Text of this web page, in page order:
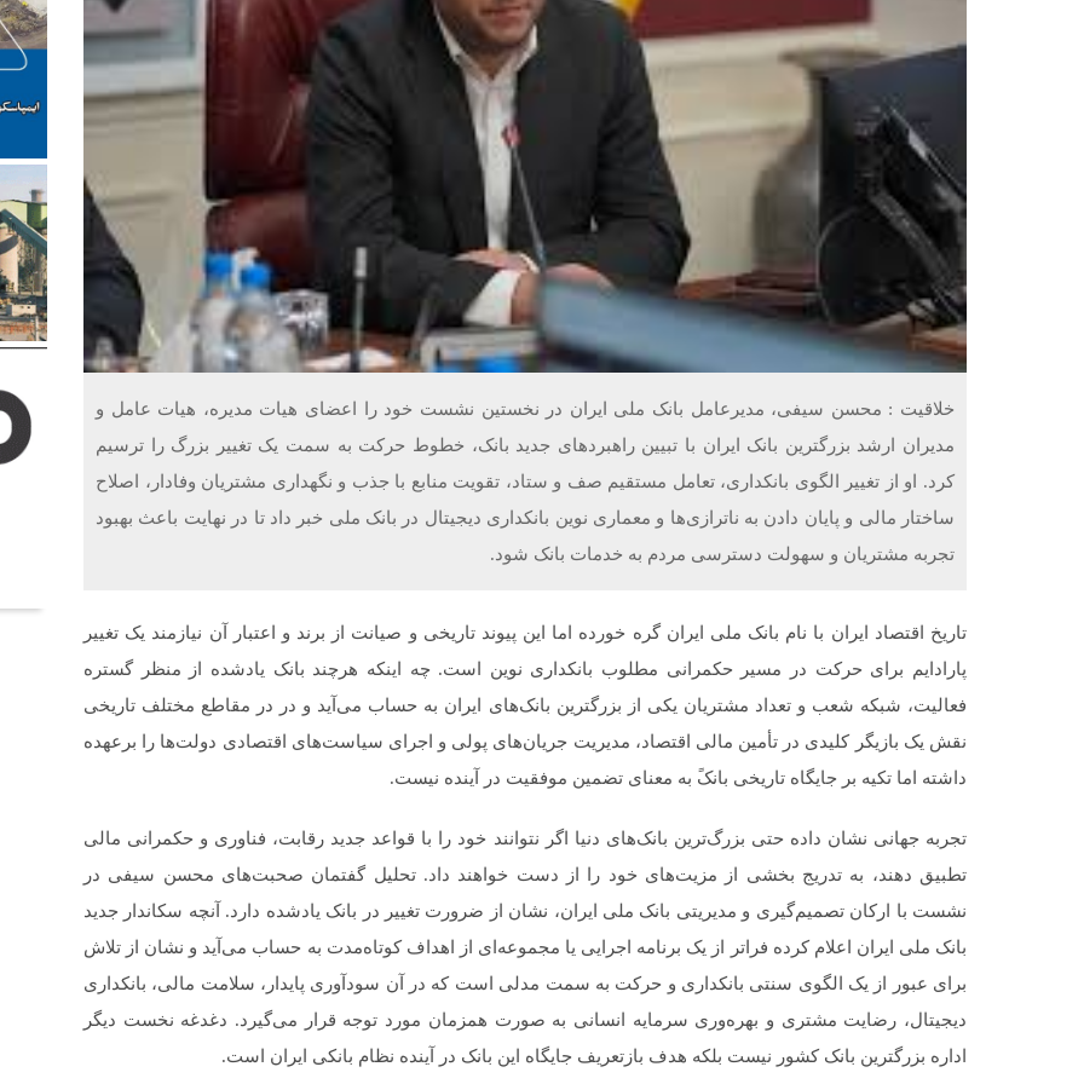
خلاقیت : محسن سیفی، مدیرعامل بانک ملی ایران در نخستین نشست خود را اعضای هیات مدیره، هیات عامل و
مدیران ارشد بزرگترین بانک ایران با تبیین راهبردهای جدید بانک، خطوط حرکت به سمت یک تغییر بزرگ را ترسیم
کرد. او از تغییر الگوی بانکداری، تعامل مستقیم صف و ستاد، تقویت منابع با جذب و نگهداری مشتریان وفادار، اصلاح
ساختار مالی و پایان دادن به ناترازی‌ها و معماری نوین بانکداری دیجیتال در بانک ملی خبر داد تا در نهایت باعث بهبود
تجربه مشتریان و سهولت دسترسی مردم به خدمات بانک شود.
تاریخ اقتصاد ایران با نام بانک ملی ایران گره خورده اما این پیوند تاریخی و صیانت از برند و اعتبار آن نیازمند یک تغییر
پارادایم برای حرکت در مسیر حکمرانی مطلوب بانکداری نوین است. چه اینکه هرچند بانک یادشده از منظر گستره
فعالیت، شبکه شعب و تعداد مشتریان یکی از بزرگترین بانک‌های ایران به حساب می‌آید و در در مقاطع مختلف تاریخی
نقش یک بازیگر کلیدی در تأمین مالی اقتصاد، مدیریت جریان‌های پولی و اجرای سیاست‌های اقتصادی دولت‌ها را برعهده
داشته اما تکیه بر جایگاه تاریخی بانکً به معنای تضمین موفقیت در آینده نیست.
تجربه جهانی نشان داده حتی بزرگ‌ترین بانک‌های دنیا اگر نتوانند خود را با قواعد جدید رقابت، فناوری و حکمرانی مالی
تطبیق دهند، به تدریج بخشی از مزیت‌های خود را از دست خواهند داد. تحلیل گفتمان صحبت‌های محسن سیفی در
نشست با ارکان تصمیم‌گیری و مدیریتی بانک ملی ایران، نشان از ضرورت تغییر در بانک یادشده دارد. آنچه سکاندار جدید
بانک ملی ایران اعلام کرده فراتر از یک برنامه اجرایی یا مجموعه‌ای از اهداف کوتاه‌مدت به حساب می‌آید و نشان از تلاش
برای عبور از یک الگوی سنتی بانکداری و حرکت به سمت مدلی است که در آن سودآوری پایدار، سلامت مالی، بانکداری
دیجیتال، رضایت مشتری و بهره‌وری سرمایه انسانی به صورت همزمان مورد توجه قرار می‌گیرد. دغدغه نخست دیگر
اداره بزرگترین بانک کشور نیست بلکه هدف بازتعریف جایگاه این بانک در آینده نظام بانکی ایران است.